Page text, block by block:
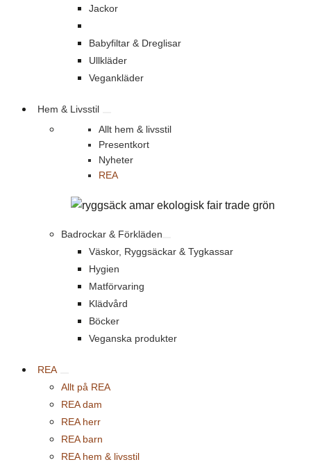
Jackor
Babyfiltar & Dreglisar
Ullkläder
Vegankläder
Hem & Livsstil
Allt hem & livsstil
Presentkort
Nyheter
REA
Badrockar & Förkläden
Väskor, Ryggsäckar & Tygkassar
Hygien
Matförvaring
Klädvård
Böcker
Veganska produkter
REA
Allt på REA
REA dam
REA herr
REA barn
REA hem & livsstil